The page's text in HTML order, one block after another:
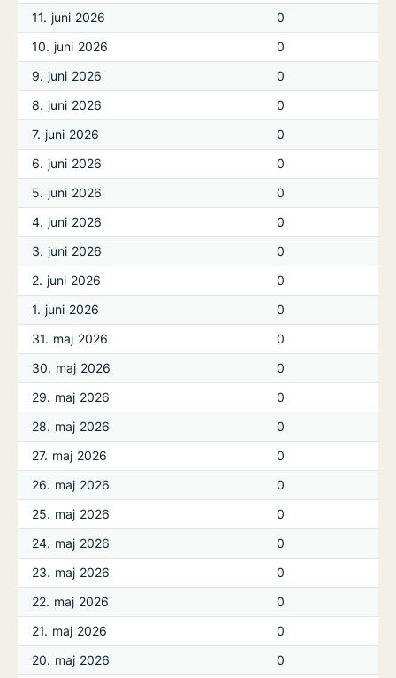
11. juni 2026
0
10. juni 2026
0
9. juni 2026
0
8. juni 2026
0
7. juni 2026
0
6. juni 2026
0
5. juni 2026
0
4. juni 2026
0
3. juni 2026
0
2. juni 2026
0
1. juni 2026
0
31. maj 2026
0
30. maj 2026
0
29. maj 2026
0
28. maj 2026
0
27. maj 2026
0
26. maj 2026
0
25. maj 2026
0
24. maj 2026
0
23. maj 2026
0
22. maj 2026
0
21. maj 2026
0
20. maj 2026
0